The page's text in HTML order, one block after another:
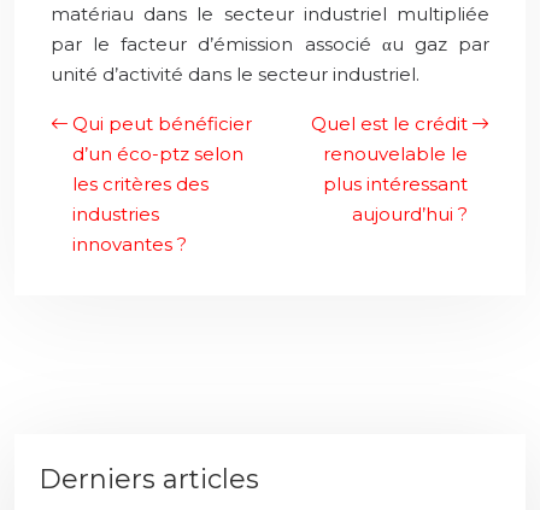
matériau dans le secteur industriel multipliée
par le facteur d’émission associé αu gaz par
unité d’activité dans le secteur industriel.
Qui peut bénéficier
d’un éco-ptz selon
les critères des
industries
innovantes ?
Quel est le crédit
renouvelable le
plus intéressant
aujourd’hui ?
Derniers articles